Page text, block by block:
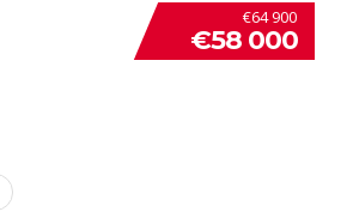
€64 900
€58 000